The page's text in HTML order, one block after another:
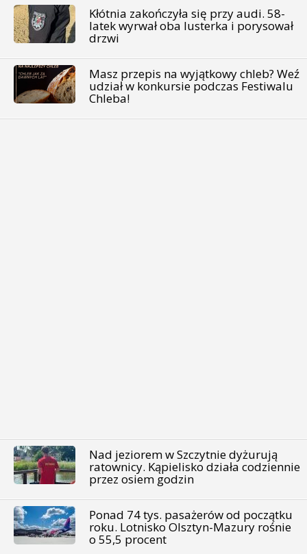
Kłótnia zakończyła się przy audi. 58-
latek wyrwał oba lusterka i porysował
drzwi
Masz przepis na wyjątkowy chleb? Weź
udział w konkursie podczas Festiwalu
Chleba!
Nad jeziorem w Szczytnie dyżurują
ratownicy. Kąpielisko działa codziennie
przez osiem godzin
Ponad 74 tys. pasażerów od początku
roku. Lotnisko Olsztyn-Mazury rośnie
o 55,5 procent